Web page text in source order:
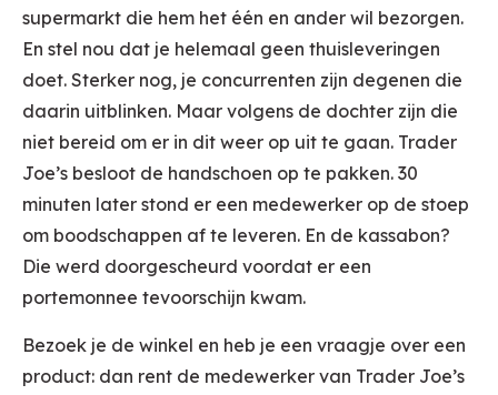
supermarkt die hem het één en ander wil bezorgen.
En stel nou dat je helemaal geen thuisleveringen
doet. Sterker nog, je concurrenten zijn degenen die
daarin uitblinken. Maar volgens de dochter zijn die
niet bereid om er in dit weer op uit te gaan. Trader
Joe’s besloot de handschoen op te pakken. 30
minuten later stond er een medewerker op de stoep
om boodschappen af te leveren. En de kassabon?
Die werd doorgescheurd voordat er een
portemonnee tevoorschijn kwam.
Bezoek je de winkel en heb je een vraagje over een
product: dan rent de medewerker van Trader Joe’s